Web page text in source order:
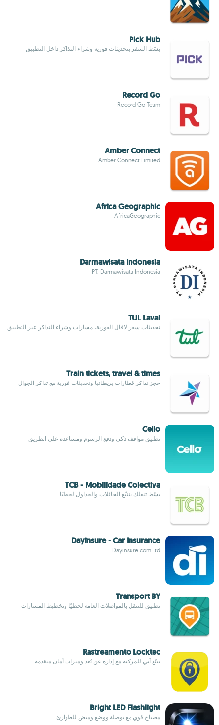
Pick Hub
بسّط السفر بتحديثات فورية وشراء التذاكر داخل التطبيق
Record Go
Record Go Team
Amber Connect
Amber Connect Limited
Africa Geographic
AfricaGeographic
Darmawisata Indonesia
PT. Darmawisata Indonesia
TUL Laval
تحديثات سفر لافال الفورية، مسارات وشراء التذاكر عبر التطبيق
Train tickets, travel & times
حجز تذاكر قطارات بريطانيا وتحديثات فورية مع تذاكر الجوال
Cello
تطبيق مواقف ذكي ودفع الرسوم ومساعدة على الطريق
TCB - Mobilidade Colectiva
بسّط تنقلك بتتبّع الحافلات والجداول لحظيًا
Dayinsure - Car Insurance
Dayinsure.com Ltd
Transport BY
تطبيق للتنقل بالمواصلات العامة لحظيًا وتخطيط المسارات
Rastreamento Locktec
تتبّع آني للمركبة مع إدارة عن بُعد وميزات أمان متقدمة
Bright LED Flashlight
مصباح قوي مع بوصلة ووضع وميض للطوارئ